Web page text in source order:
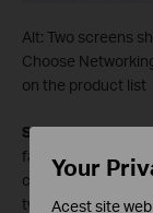
Alt: Two screens
Choose
on the product list
Step 3.With the
favorite personal
can say, “Alexa,
two hours.”
Your
Acest site